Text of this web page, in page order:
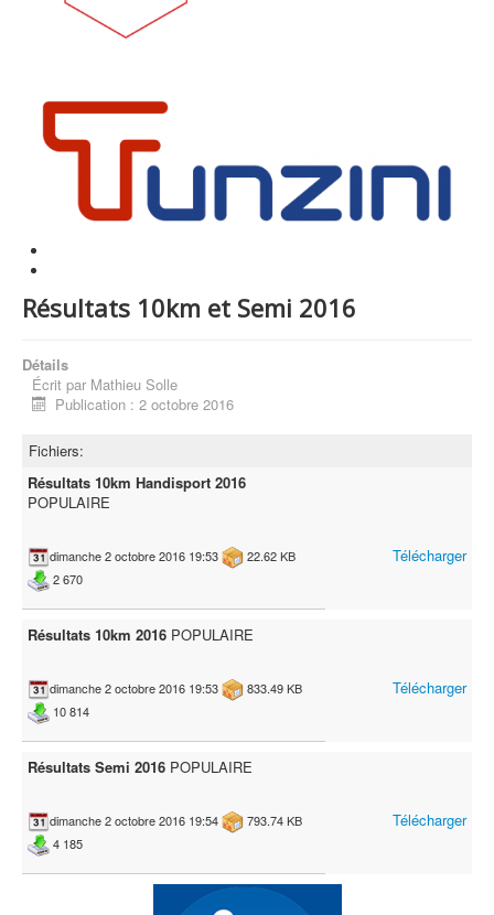
Résultats 10km et Semi 2016
Détails
Écrit par Mathieu Solle
Publication : 2 octobre 2016
Fichiers:
Résultats 10km Handisport 2016
POPULAIRE
dimanche 2 octobre 2016 19:53
22.62 KB
2 670
Télécharger
Résultats 10km 2016 POPULAIRE
dimanche 2 octobre 2016 19:53
833.49 KB
10 814
Télécharger
Résultats Semi 2016 POPULAIRE
dimanche 2 octobre 2016 19:54
793.74 KB
4 185
Télécharger